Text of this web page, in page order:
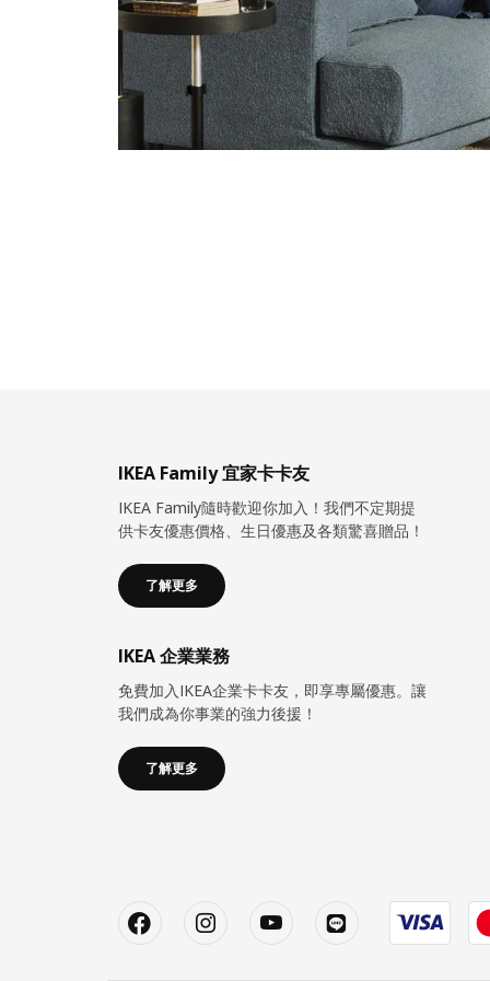
IKEA Family 宜家卡卡友
IKEA Family隨時歡迎你加入！我們不定期提
供卡友優惠價格、生日優惠及各類驚喜贈品！
了解更多
IKEA 企業業務
免費加入IKEA企業卡卡友，即享專屬優惠。讓
我們成為你事業的強力後援！
了解更多